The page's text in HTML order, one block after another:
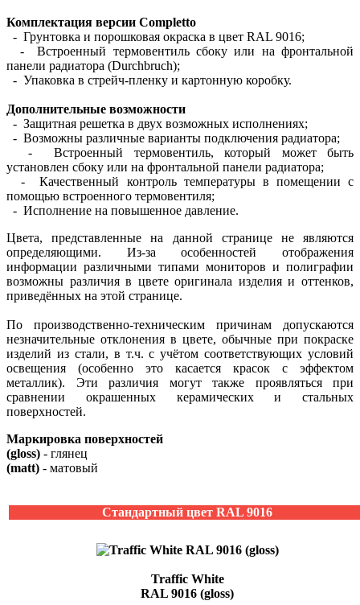
Комплектация версии Completto
- Грунтовка и порошковая окраска в цвет RAL 9016;
- Встроенный термовентиль сбоку или на фронтальной
панели радиатора (Durchbruch);
- Упаковка в стрейч-пленку и картонную коробку.
Дополнительные возможности
- Защитная решетка в двух возможных исполнениях;
- Возможны различные варианты подключения радиатора;
- Встроенный термовентиль, который может быть
установлен сбоку или на фронтальной панели радиатора;
- Качественный контроль температуры в помещении с
помощью встроенного термовентиля;
- Исполнение на повышенное давление.
Цвета, представленные на данной странице не являются
определяющими. Из-за особенностей отображения
информации различными типами мониторов и полиграфии
возможны различия в цвете оригинала изделия и оттенков,
приведённых на этой странице.
По производственно-техническим причинам допускаются
незначительные отклонения в цвете, обычные при покраске
изделий из стали, в т.ч. с учётом соответствующих условий
освещения (особенно это касается красок с эффектом
металлик). Эти различия могут также проявляться при
сравнении окрашенных керамических и стальных
поверхностей.
Маркировка поверхностей
(gloss) - глянец
(matt) - матовый
Стандартный цвет RAL 9016
Traffic White
RAL 9016 (gloss)